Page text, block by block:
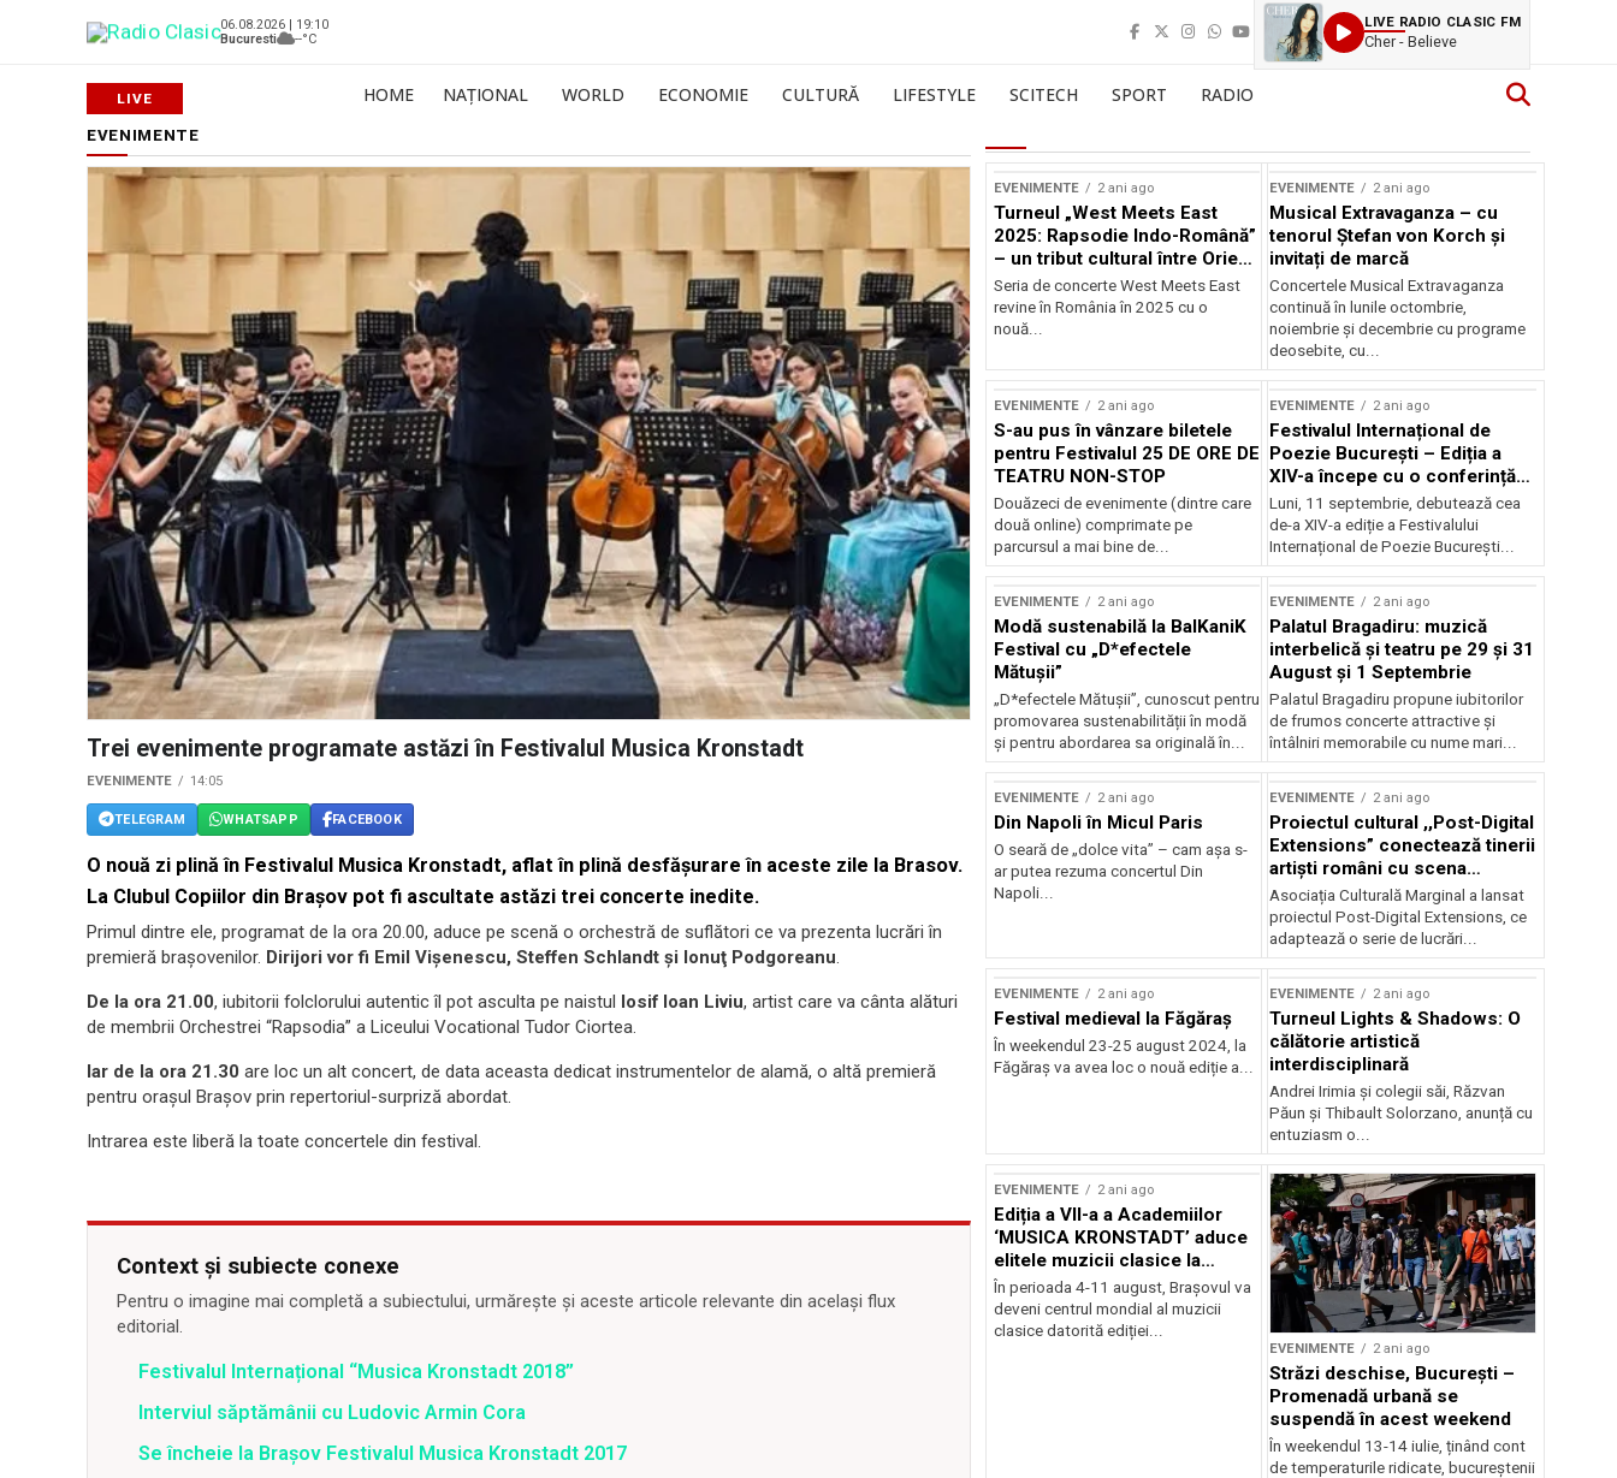
06.08.2026 | 19:10
Bucuresti
--°C
LIVE RADIO CLASIC FM
Cher - Believe
HOME NAȚIONAL WORLD ECONOMIE CULTURĂ LIFESTYLE SCITECH SPORT RADIO
EVENIMENTE
Trei evenimente programate astăzi în Festivalul Musica Kronstadt
EVENIMENTE 14:05
TELEGRAM WHATSAPP FACEBOOK
O nouă zi plină în Festivalul Musica Kronstadt, aflat în plină desfăşurare în aceste zile la Brasov.
La Clubul Copiilor din Braşov pot fi ascultate astăzi trei concerte inedite.
Primul dintre ele, programat de la ora 20.00, aduce pe scenă o orchestră de suflători ce va prezenta lucrări în
premieră braşovenilor. Dirijori vor fi Emil Vişenescu, Steffen Schlandt şi Ionuţ Podgoreanu.
De la ora 21.00, iubitorii folclorului autentic îl pot asculta pe naistul Iosif Ioan Liviu, artist care va cânta alături
de membrii Orchestrei “Rapsodia” a Liceului Vocational Tudor Ciortea.
Iar de la ora 21.30 are loc un alt concert, de data aceasta dedicat instrumentelor de alamă, o altă premieră
pentru oraşul Braşov prin repertoriul-surpriză abordat.
Intrarea este liberă la toate concertele din festival.
Context și subiecte conexe
Pentru o imagine mai completă a subiectului, urmărește și aceste articole relevante din același flux
editorial.
Festivalul Internațional “Musica Kronstadt 2018”
Interviul săptămânii cu Ludovic Armin Cora
Se încheie la Brașov Festivalul Musica Kronstadt 2017
EVENIMENTE 2 ani ago
Turneul „West Meets East
2025: Rapsodie Indo-Română”
– un tribut cultural între Orient
și Occident
Seria de concerte West Meets East
revine în România în 2025 cu o
nouă...
EVENIMENTE 2 ani ago
Musical Extravaganza – cu
tenorul Ștefan von Korch și
invitați de marcă
Concertele Musical Extravaganza
continuă în lunile octombrie,
noiembrie şi decembrie cu programe
deosebite, cu...
EVENIMENTE 2 ani ago
S-au pus în vânzare biletele
pentru Festivalul 25 DE ORE DE
TEATRU NON-STOP
Douăzeci de evenimente (dintre care
două online) comprimate pe
parcursul a mai bine de...
EVENIMENTE 2 ani ago
Festivalul Internațional de
Poezie București – Ediția a
XIV-a începe cu o conferință
despre limba română
susținută de Marco Lucchesi
Luni, 11 septembrie, debutează cea
de-a XIV-a ediție a Festivalului
Internațional de Poezie București...
EVENIMENTE 2 ani ago
Modă sustenabilă la BalKaniK
Festival cu „D*efectele
Mătușii”
„D*efectele Mătușii”, cunoscut pentru
promovarea sustenabilității în modă
și pentru abordarea sa originală în...
EVENIMENTE 2 ani ago
Palatul Bragadiru: muzică
interbelică şi teatru pe 29 şi 31
August şi 1 Septembrie
Palatul Bragadiru propune iubitorilor
de frumos concerte attractive şi
întâlniri memorabile cu nume mari...
EVENIMENTE 2 ani ago
Din Napoli în Micul Paris
O seară de „dolce vita” – cam așa s-
ar putea rezuma concertul Din
Napoli...
EVENIMENTE 2 ani ago
Proiectul cultural ,,Post-Digital
Extensions” conectează tinerii
artiști români cu scena
internațională
Asociația Culturală Marginal a lansat
proiectul Post-Digital Extensions, ce
adaptează o serie de lucrări...
EVENIMENTE 2 ani ago
Festival medieval la Făgăraș
În weekendul 23-25 august 2024, la
Făgăraș va avea loc o nouă ediție a...
EVENIMENTE 2 ani ago
Turneul Lights & Shadows: O
călătorie artistică
interdisciplinară
Andrei Irimia și colegii săi, Răzvan
Păun și Thibault Solorzano, anunță cu
entuziasm o...
EVENIMENTE 2 ani ago
Ediția a VII-a a Academiilor
‘MUSICA KRONSTADT’ aduce
elitele muzicii clasice la
Brașov
În perioada 4-11 august, Brașovul va
deveni centrul mondial al muzicii
clasice datorită ediției...
EVENIMENTE 2 ani ago
Străzi deschise, București –
Promenadă urbană se
suspendă în acest weekend
În weekendul 13-14 iulie, ținând cont
de temperaturile ridicate, bucureștenii